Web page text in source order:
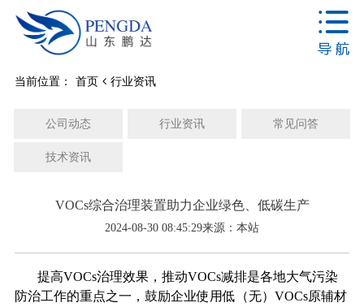
当前位置： 首页 行业资讯
公司动态 行业资讯 常见问答
技术资讯
VOCs综合治理装置助力企业绿色、低碳生产
2024-08-30 08:45:29来源：本站
提高VOCs治理效果，推动VOCs减排是各地大气污染
防治工作的重点之一，鼓励企业使用低（无）VOCs原辅材